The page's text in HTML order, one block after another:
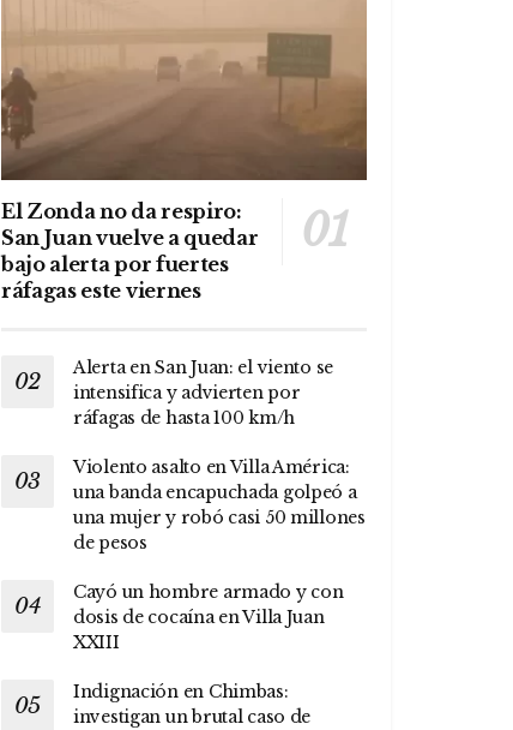
El Zonda no da respiro:
San Juan vuelve a quedar
bajo alerta por fuertes
ráfagas este viernes
Alerta en San Juan: el viento se
intensifica y advierten por
ráfagas de hasta 100 km/h
Violento asalto en Villa América:
una banda encapuchada golpeó a
una mujer y robó casi 50 millones
de pesos
Cayó un hombre armado y con
dosis de cocaína en Villa Juan
XXIII
Indignación en Chimbas:
investigan un brutal caso de